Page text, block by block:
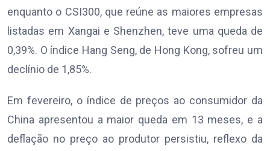
enquanto o CSI300, que reúne as maiores empresas
listadas em Xangai e Shenzhen, teve uma queda de
0,39%. O índice Hang Seng, de Hong Kong, sofreu um
declínio de 1,85%.
Em fevereiro, o índice de preços ao consumidor da
China apresentou a maior queda em 13 meses, e a
deflação no preço ao produtor persistiu, reflexo da